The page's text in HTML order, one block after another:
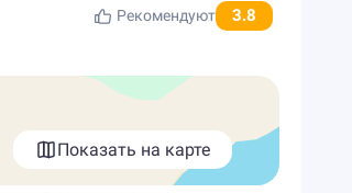
Рекомендуют 3.8
Показать на карте